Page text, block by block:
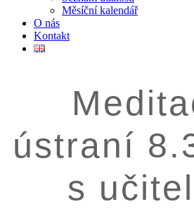
Měsíční kalendář
O nás
Kontakt
ústraní
s